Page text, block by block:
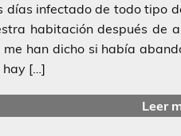
días infectado de todo tipo
habitación después de
me han dicho si había
hay […]
Leer